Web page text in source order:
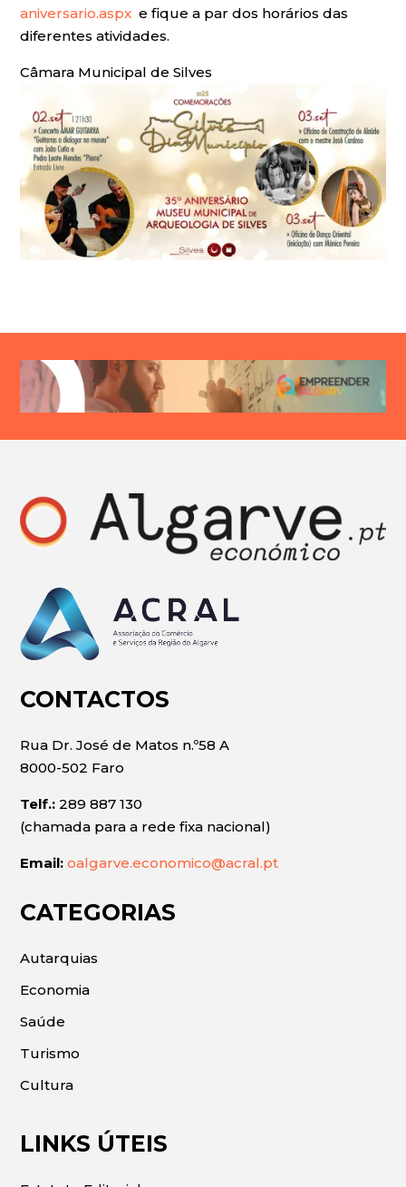
aniversario.aspx e fique a par dos horários das
diferentes atividades.
Câmara Municipal de Silves
CONTACTOS
Rua Dr. José de Matos n.º58 A
8000-502 Faro
Telf.: 289 887 130
(chamada para a rede fixa nacional)
Email: oalgarve.economico@acral.pt
CATEGORIAS
Autarquias
Economia
Saúde
Turismo
Cultura
LINKS ÚTEIS